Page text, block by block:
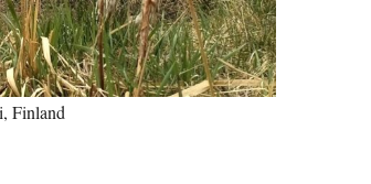
Finland